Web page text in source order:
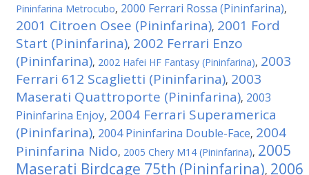
Pininfarina Metrocubo, 2000 Ferrari Rossa (Pininfarina),
2001 Citroen Osee (Pininfarina), 2001 Ford
Start (Pininfarina), 2002 Ferrari Enzo
(Pininfarina), 2002 Hafei HF Fantasy (Pininfarina), 2003
Ferrari 612 Scaglietti (Pininfarina), 2003
Maserati Quattroporte (Pininfarina), 2003
Pininfarina Enjoy, 2004 Ferrari Superamerica
(Pininfarina), 2004 Pininfarina Double-Face, 2004
Pininfarina Nido, 2005 Chery M14 (Pininfarina), 2005
Maserati Birdcage 75th (Pininfarina), 2006